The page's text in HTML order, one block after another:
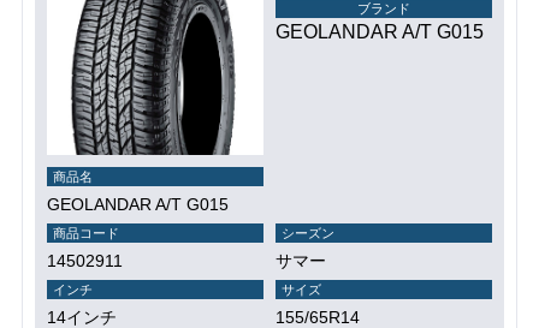
ブランド
GEOLANDAR A/T G015
商品名
GEOLANDAR A/T G015
商品コード
14502911
シーズン
サマー
インチ
14インチ
サイズ
155/65R14